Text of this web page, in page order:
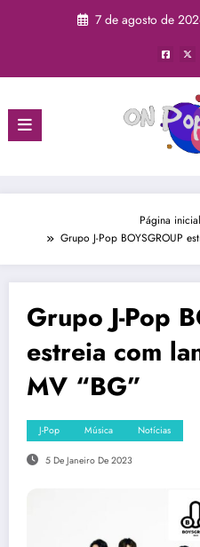
7 de agosto de
Página inicial
Grupo J-Pop BOYSGROUP
Grupo J-Pop
estreia com
MV “BG”
J-Pop Música Notícias
5 De Janeiro De 2023